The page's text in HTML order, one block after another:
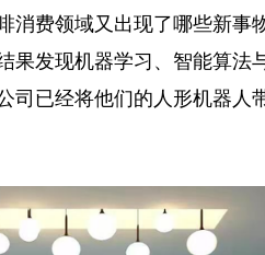
消费领域又出现了哪些新事
果发现机器学习 、智能算法
司已经将他们的人形机器人